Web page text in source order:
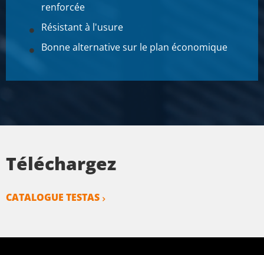
renforcée
Résistant à l'usure
Bonne alternative sur le plan économique
Téléchargez
CATALOGUE TESTAS